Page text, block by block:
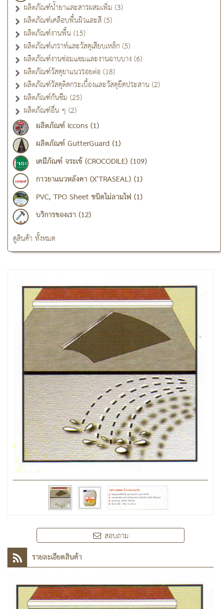
ผลิตภัณฑ์น้ำยาและสารผสมเพิ่ม (3)
ผลิตภัณฑ์เคลือบพื้นผิวและสี (5)
ผลิตภัณฑ์งานพื้น (15)
ผลิตภัณฑ์เกราท์และวัสดุเสียบเหล็ก (5)
ผลิตภัณฑ์งานซ่อมแซมและงานฉาบบาง (6)
ผลิตภัณฑ์วัสดุยาแนวรอยต่อ (18)
ผลิตภัณฑ์วัสดุติดกระเบื้องและวัสดุยึดประสาน (2)
ผลิตภัณฑ์กันซึม (25)
ผลิตภัณฑ์อื่น ๆ (2)
ผลิตภัณฑ์ Iccons (1)
ผลิตภัณฑ์ GutterGuard (1)
เคมีภัณฑ์ จระเข้ (CROCODILE) (109)
กาวยาแนวหลังคา (X'TRASEAL) (1)
PVC, TPO Sheet ชนิดไม่ลามไฟ (1)
บริการของเรา (12)
ดูสินค้า ทั้งหมด
สอบถาม
รายละเอียดสินค้า